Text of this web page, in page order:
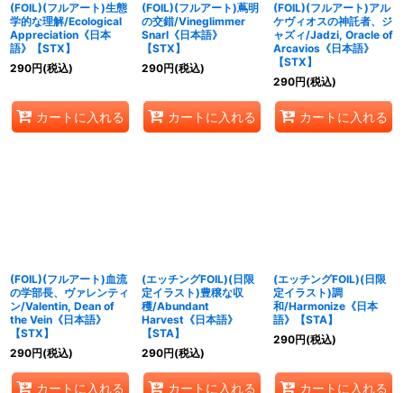
(FOIL)(フルアート)生態
学的な理解/Ecological
Appreciation《日本
語》【STX】
290円(税込)
カートに入れる
(FOIL)(フルアート)蔦明
の交錯/Vineglimmer
Snarl《日本語》
【STX】
290円(税込)
カートに入れる
(FOIL)(フルアート)アル
ケヴィオスの神託者、ジ
ャズィ/Jadzi, Oracle of
Arcavios《日本語》
【STX】
290円(税込)
カートに入れる
(FOIL)(フルアート)血流
の学部長、ヴァレンティ
ン/Valentin, Dean of
the Vein《日本語》
【STX】
290円(税込)
カートに入れる
(エッチングFOIL)(日限
定イラスト)豊穣な収
穫/Abundant
Harvest《日本語》
【STA】
290円(税込)
カートに入れる
(エッチングFOIL)(日限
定イラスト)調
和/Harmonize《日本
語》【STA】
290円(税込)
カートに入れる